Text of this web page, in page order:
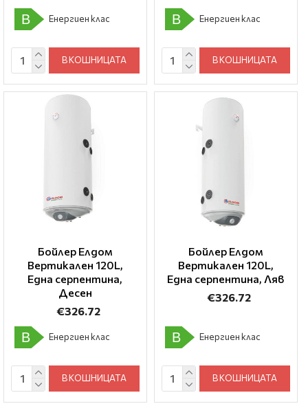
B Енергиен клас
В КОШНИЦАТА
B Енергиен клас
В КОШНИЦАТА
Бойлер Елдом
Вертикален 120L,
Една серпентина,
Десен
€326.72
B Енергиен клас
В КОШНИЦАТА
Бойлер Елдом
Вертикален 120L,
Една серпентина, Ляв
€326.72
B Енергиен клас
В КОШНИЦАТА